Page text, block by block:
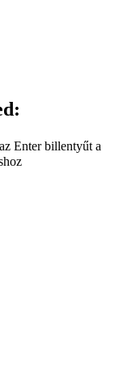
Enter billentyűt a